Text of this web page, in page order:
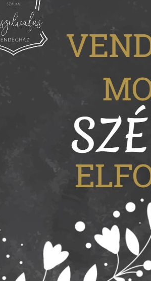
support.mozilla.org/hu/kb/
kb/
support.google.com/chrome/
és teljesítés érdekében kezelt
érdekében több
csak abban az esetben valósul
érdekében megvalósuló
űrlapon vagy
nem kötelező.
amit a kapcsolatfelvétellel
véleménynyilvánítás érdekében